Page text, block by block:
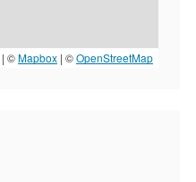
| ©Mapbox | ©OpenStreetMap